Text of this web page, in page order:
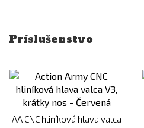
Príslušenstvo
AA CNC hliníková hlava valca